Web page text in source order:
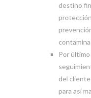
destino
Por
del
para así